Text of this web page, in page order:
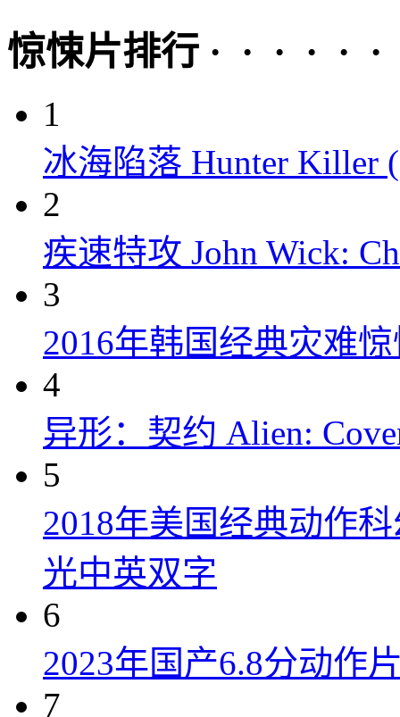
惊悚片排行 · · · · · ·
1
冰海陷落 Hunter Killer
2
疾速特攻 John Wick:
3
2016年韩国经典灾难
4
异形：契约 Alien:
5
2018年美国经典动作
光中英双字
6
2023年国产6.8分动作
7